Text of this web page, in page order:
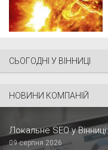
СЬОГОДНІ У ВІННИЦІ
НОВИНИ КОМПАНІЙ
Локальне SEO у
09 серпня 2026